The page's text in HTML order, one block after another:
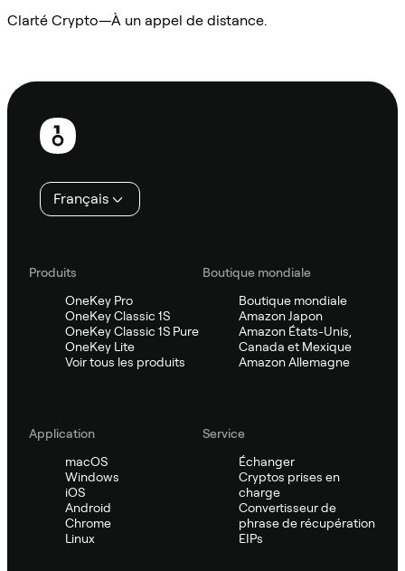
Clarté Crypto—À un appel de distance.
Pied
page
Français
Produits
OneKey Pro
OneKey Classic 1S
OneKey Classic 1S Pure
OneKey Lite
Voir tous les produits
Boutique mondiale
Boutique mondiale
Amazon Japon
Amazon États-Unis,
Canada et Mexique
Amazon Allemagne
Application
macOS
Windows
iOS
Android
Chrome
Linux
Service
Échanger
Cryptos prises en
charge
Convertisseur de
phrase de récupération
EIPs